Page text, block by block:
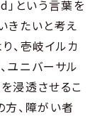
という言葉を
きたいと考え
、壱岐イルカ
ユニバーサル
浸透させるこ
方、障がい者